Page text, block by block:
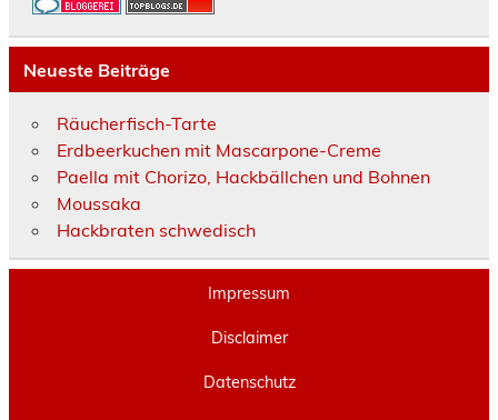
Neueste Beiträge
Räucherfisch-Tarte
Erdbeerkuchen mit Mascarpone-Creme
Paella mit Chorizo, Hackbällchen und Bohnen
Moussaka
Hackbraten schwedisch
Impressum
Disclaimer
Datenschutz